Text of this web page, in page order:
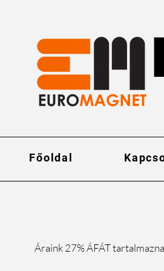
Főoldal
Áraink 27% ÁFÁT